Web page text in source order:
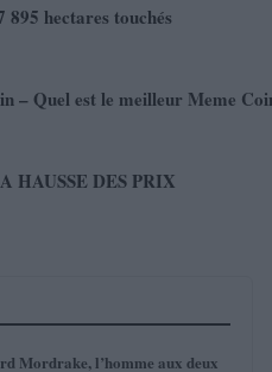
hectares touchés
– Quel est le meilleur Meme
HAUSSE DES PRIX
Mordrake, l’homme aux deux